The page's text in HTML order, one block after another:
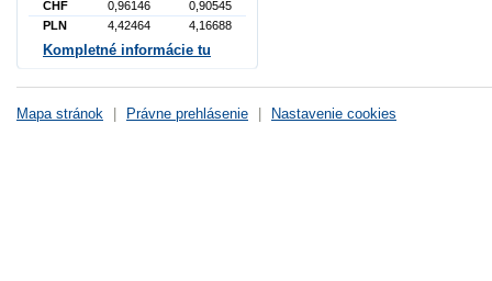
CHF
0,96146
0,90545
PLN
4,42464 4,16688
Kompletné informácie tu
Mapa stránok Právne prehlásenie Nastavenie cookies